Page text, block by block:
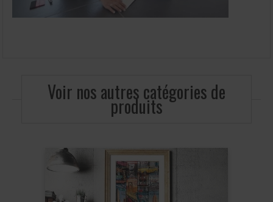
Voir nos autres catégories de
produits